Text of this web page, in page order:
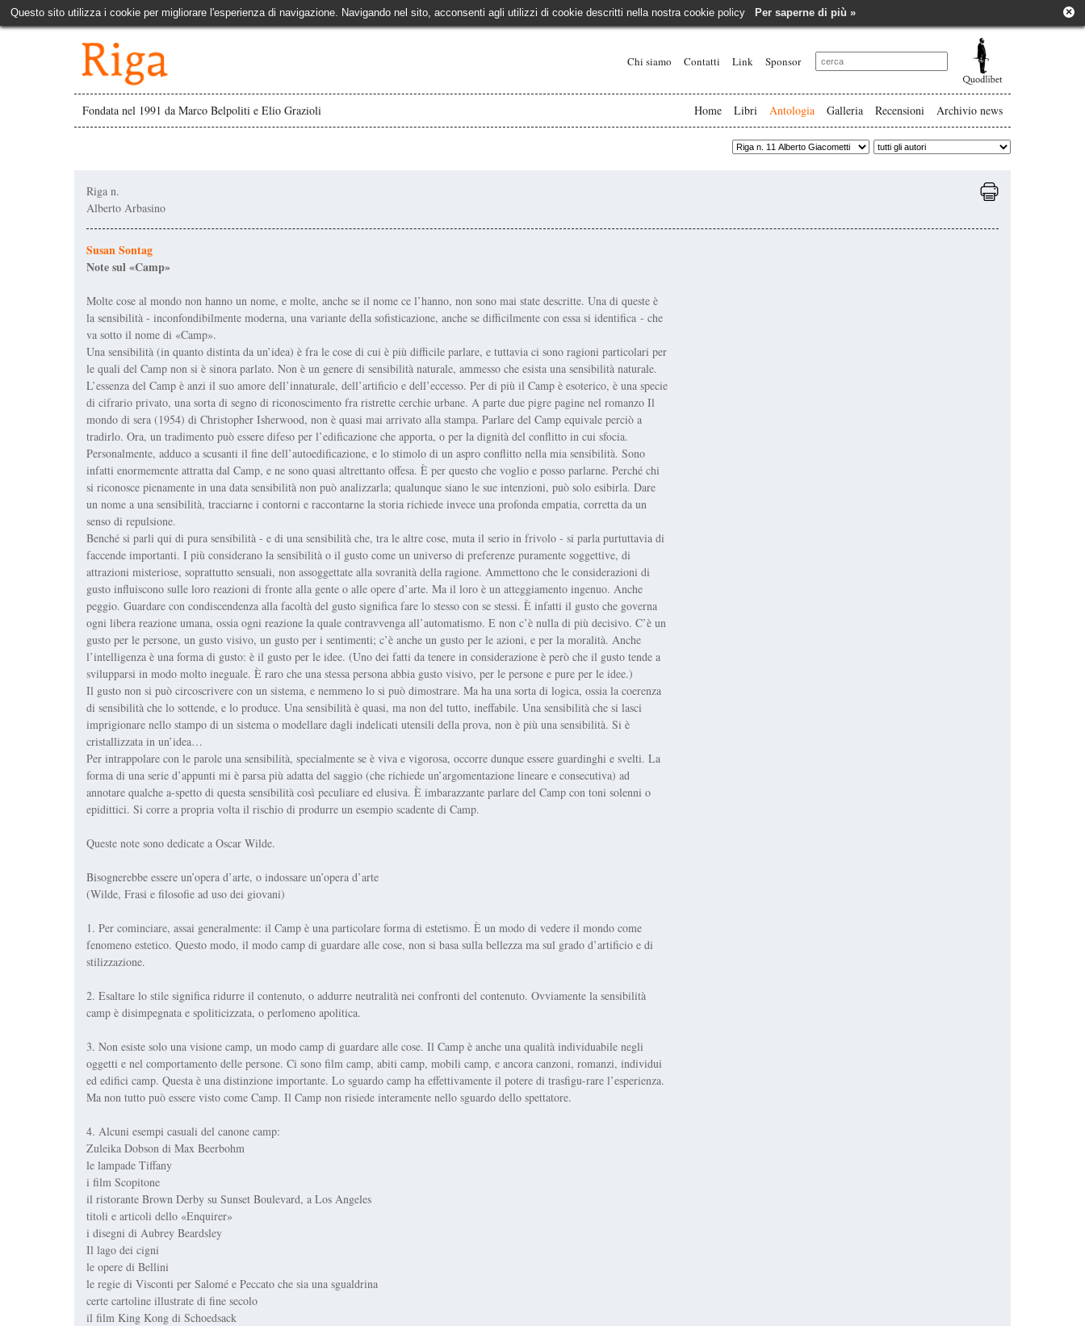
Questo sito utilizza i cookie per migliorare l'esperienza di navigazione. Navigando nel sito, acconsenti agli utilizzi di cookie descritti nella nostra cookie policy Per saperne di più » ×
Chi siamo Contatti Link Sponsor
Fondata nel 1991 da Marco Belpoliti e Elio Grazioli Home Libri Antologia Galleria Recensioni Archivio news
Riga n.
Alberto Arbasino
Susan Sontag
Note sul «Camp»
Molte cose al mondo non hanno un nome, e molte, anche se il nome ce l’hanno, non sono mai state descritte. Una di queste è
la sensibilità - inconfondibilmente moderna, una variante della sofisticazione, anche se difficilmente con essa si identifica - che
va sotto il nome di «Camp».
Una sensibilità (in quanto distinta da un’idea) è fra le cose di cui è più difficile parlare, e tuttavia ci sono ragioni particolari per
le quali del Camp non si è sinora parlato. Non è un genere di sensibilità naturale, ammesso che esista una sensibilità naturale.
L’essenza del Camp è anzi il suo amore dell’innaturale, dell’artificio e dell’eccesso. Per di più il Camp è esoterico, è una specie
di cifrario privato, una sorta di segno di riconoscimento fra ristrette cerchie urbane. A parte due pigre pagine nel romanzo Il
mondo di sera (1954) di Christopher Isherwood, non è quasi mai arrivato alla stampa. Parlare del Camp equivale perciò a
tradirlo. Ora, un tradimento può essere difeso per l’edificazione che apporta, o per la dignità del conflitto in cui sfocia.
Personalmente, adduco a scusanti il fine dell’autoedificazione, e lo stimolo di un aspro conflitto nella mia sensibilità. Sono
infatti enormemente attratta dal Camp, e ne sono quasi altrettanto offesa. È per questo che voglio e posso parlarne. Perché chi
si riconosce pienamente in una data sensibilità non può analizzarla; qualunque siano le sue intenzioni, può solo esibirla. Dare
un nome a una sensibilità, tracciarne i contorni e raccontarne la storia richiede invece una profonda empatia, corretta da un
senso di repulsione.
Benché si parli qui di pura sensibilità - e di una sensibilità che, tra le altre cose, muta il serio in frivolo - si parla purtuttavia di
faccende importanti. I più considerano la sensibilità o il gusto come un universo di preferenze puramente soggettive, di
attrazioni misteriose, soprattutto sensuali, non assoggettate alla sovranità della ragione. Ammettono che le considerazioni di
gusto influiscono sulle loro reazioni di fronte alla gente o alle opere d’arte. Ma il loro è un atteggiamento ingenuo. Anche
peggio. Guardare con condiscendenza alla facoltà del gusto significa fare lo stesso con se stessi. È infatti il gusto che governa
ogni libera reazione umana, ossia ogni reazione la quale contravvenga all’automatismo. E non c’è nulla di più decisivo. C’è un
gusto per le persone, un gusto visivo, un gusto per i sentimenti; c’è anche un gusto per le azioni, e per la moralità. Anche
l’intelligenza è una forma di gusto: è il gusto per le idee. (Uno dei fatti da tenere in considerazione è però che il gusto tende a
svilupparsi in modo molto ineguale. È raro che una stessa persona abbia gusto visivo, per le persone e pure per le idee.)
Il gusto non si può circoscrivere con un sistema, e nemmeno lo si può dimostrare. Ma ha una sorta di logica, ossia la coerenza
di sensibilità che lo sottende, e lo produce. Una sensibilità è quasi, ma non del tutto, ineffabile. Una sensibilità che si lasci
imprigionare nello stampo di un sistema o modellare dagli indelicati utensili della prova, non è più una sensibilità. Si è
cristallizzata in un’idea…
Per intrappolare con le parole una sensibilità, specialmente se è viva e vigorosa, occorre dunque essere guardinghi e svelti. La
forma di una serie d’appunti mi è parsa più adatta del saggio (che richiede un’argomentazione lineare e consecutiva) ad
annotare qualche a-spetto di questa sensibilità così peculiare ed elusiva. È imbarazzante parlare del Camp con toni solenni o
epidittici. Si corre a propria volta il rischio di produrre un esempio scadente di Camp.
Queste note sono dedicate a Oscar Wilde.
Bisognerebbe essere un’opera d’arte, o indossare un’opera d’arte
(Wilde, Frasi e filosofie ad uso dei giovani)
1. Per cominciare, assai generalmente: il Camp è una particolare forma di estetismo. È un modo di vedere il mondo come
fenomeno estetico. Questo modo, il modo camp di guardare alle cose, non si basa sulla bellezza ma sul grado d’artificio e di
stilizzazione.
2. Esaltare lo stile significa ridurre il contenuto, o addurre neutralità nei confronti del contenuto. Ovviamente la sensibilità
camp è disimpegnata e spoliticizzata, o perlomeno apolitica.
3. Non esiste solo una visione camp, un modo camp di guardare alle cose. Il Camp è anche una qualità individuabile negli
oggetti e nel comportamento delle persone. Ci sono film camp, abiti camp, mobili camp, e ancora canzoni, romanzi, individui
ed edifici camp. Questa è una distinzione importante. Lo sguardo camp ha effettivamente il potere di trasfigu-rare l’esperienza.
Ma non tutto può essere visto come Camp. Il Camp non risiede interamente nello sguardo dello spettatore.
4. Alcuni esempi casuali del canone camp:
Zuleika Dobson di Max Beerbohm
le lampade Tiffany
i film Scopitone
il ristorante Brown Derby su Sunset Boulevard, a Los Angeles
titoli e articoli dello «Enquirer»
i disegni di Aubrey Beardsley
Il lago dei cigni
le opere di Bellini
le regie di Visconti per Salomé e Peccato che sia una sgualdrina
certe cartoline illustrate di fine secolo
il film King Kong di Schoedsack